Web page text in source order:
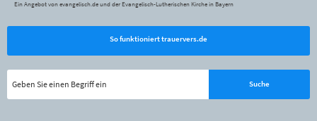
Ein Angebot von evangelisch.de und der Evangelisch-Lutherischen Kirche in Bayern
So funktioniert trauervers.de